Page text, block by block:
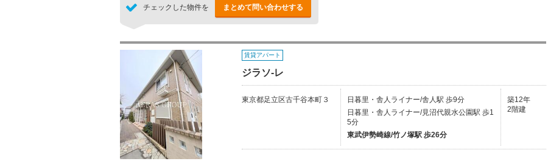
チェックした物件を まとめて問い合わせする
賃貸アパート
ジラソ-レ
東京都足立区古千谷本町３
日暮里・舎人ライナー/舎人駅 歩9分
日暮里・舎人ライナー/見沼代親水公園駅 歩1
5分
東武伊勢崎線/竹ノ塚駅 歩26分
築12年
2階建